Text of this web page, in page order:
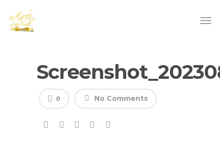
No Comments
0